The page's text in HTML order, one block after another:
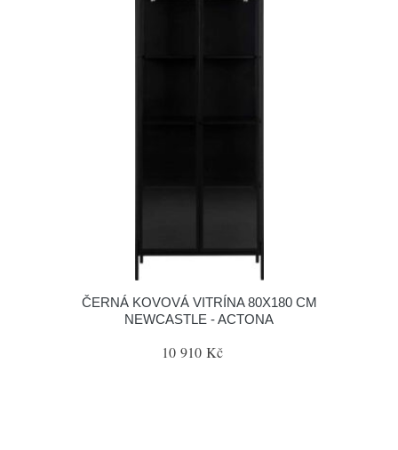
ČERNÁ KOVOVÁ VITRÍNA 80X180 CM
NEWCASTLE - ACTONA
10 910 Kč